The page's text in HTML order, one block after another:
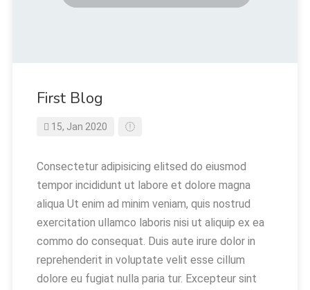
First Blog
15, Jan 2020
Consectetur adipisicing elitsed do eiusmod
tempor incididunt ut labore et dolore magna
aliqua Ut enim ad minim veniam, quis nostrud
exercitation ullamco laboris nisi ut aliquip ex ea
commo do consequat. Duis aute irure dolor in
reprehenderit in voluptate velit esse cillum
dolore eu fugiat nulla paria tur. Excepteur sint